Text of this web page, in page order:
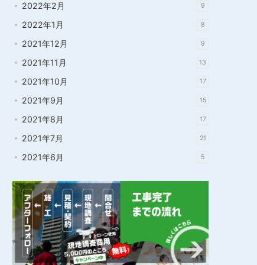
2022年2月 9
2022年1月 8
2021年12月 9
2021年11月 13
2021年10月 17
2021年9月 15
2021年8月 17
2021年7月 21
2021年6月 5